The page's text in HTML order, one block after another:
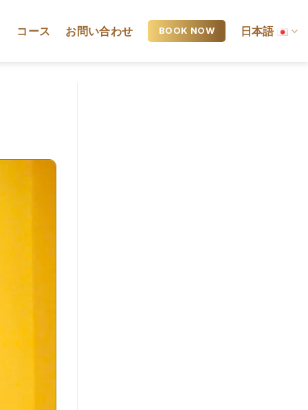
コース お問い合わせ BOOK NOW 日本語